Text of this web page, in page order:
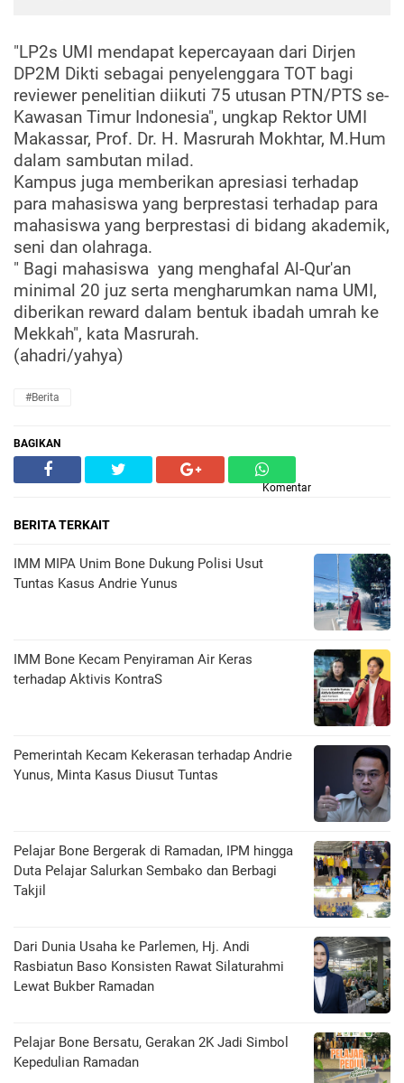
"LP2s UMI mendapat kepercayaan dari Dirjen
DP2M Dikti sebagai penyelenggara TOT bagi
reviewer penelitian diikuti 75 utusan PTN/PTS se-
Kawasan Timur Indonesia", ungkap Rektor UMI
Makassar, Prof. Dr. H. Masrurah Mokhtar, M.Hum
dalam sambutan milad.
Kampus juga memberikan apresiasi terhadap
para mahasiswa yang berprestasi terhadap para
mahasiswa yang berprestasi di bidang akademik,
seni dan olahraga.
" Bagi mahasiswa yang menghafal Al-Qur'an
minimal 20 juz serta mengharumkan nama UMI,
diberikan reward dalam bentuk ibadah umrah ke
Mekkah", kata Masrurah.
(ahadri/yahya)
#Berita
BAGIKAN
Komentar
BERITA TERKAIT
IMM MIPA Unim Bone Dukung Polisi Usut
Tuntas Kasus Andrie Yunus
IMM Bone Kecam Penyiraman Air Keras
terhadap Aktivis KontraS
Pemerintah Kecam Kekerasan terhadap Andrie
Yunus, Minta Kasus Diusut Tuntas
Pelajar Bone Bergerak di Ramadan, IPM hingga
Duta Pelajar Salurkan Sembako dan Berbagi
Takjil
Dari Dunia Usaha ke Parlemen, Hj. Andi
Rasbiatun Baso Konsisten Rawat Silaturahmi
Lewat Bukber Ramadan
Pelajar Bone Bersatu, Gerakan 2K Jadi Simbol
Kepedulian Ramadan